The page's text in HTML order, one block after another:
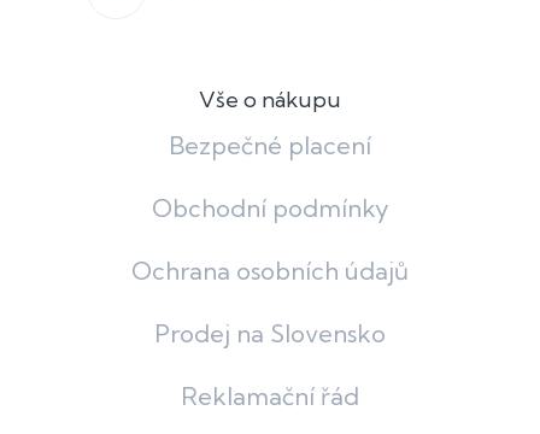
Vše o nákupu
Bezpečné placení
Obchodní podmínky
Ochrana osobních údajů
Prodej na Slovensko
Reklamační řád